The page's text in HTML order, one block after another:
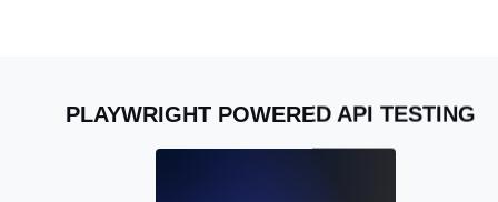
PLAYWRIGHT POWERED API TESTING